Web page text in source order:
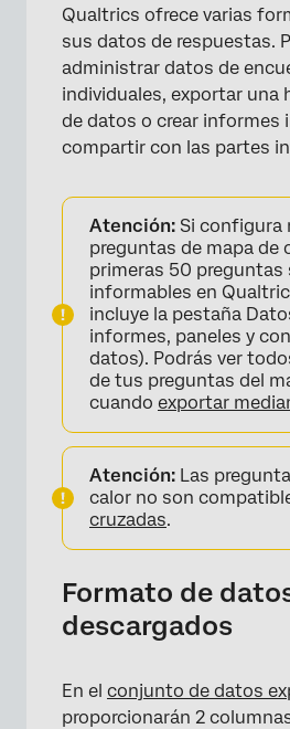
Qualtrics ofrece varias
sus datos de respuestas.
administrar datos de
individuales, exportar una
de datos o crear informes
compartir con las partes
Atención: Si configura
preguntas de mapa de
primeras 50 preguntas
informables en
incluye la pestaña
informes, paneles y
datos). Podrás ver
de tus preguntas del
cuando exportar
Atención: Las
calor no son
cruzadas.
Formato de
descargados
En el conjunto de datos
proporcionarán 2